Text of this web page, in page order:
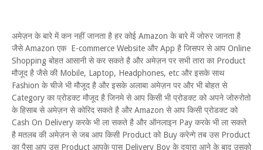
अमेज़न के बारे में कन नहीं जानता है हर कोई Amazon के बारे में जोरुर जानता है
जैसे Amazon एक E-commerce Website और App है जिसपर से आप Online
Shopping बोहत आसानी से कर सकते है और अमेज़न पर सभी तारा का Product
मौजूद है जैसे की Mobile, Laptop, Headphones, etc और इसके साथ
Fashion के चीजे भी मौजूद है और इसके अलाबा अमेज़न पर और भी बोहत से
Category का प्रोडक्ट मौजूद है जिनमे से आप किसी भी प्रोडक्ट को अपने जोरुरोतो
के हिसाब से अमेज़न से कोरिद सकते है और Amazon से आप किसी प्रोडक्ट को
Cash On Delivery करके भी ला सकते है और ऑनलाइन Pay करके भी ला सकते
है मतलब की अमेज़न से जब आप किसी Product को Buy करेन्गे तब उस Product
का पैसा आप उस Product आपके पास Delivery Boy के दुयारा आने के बाद उसको